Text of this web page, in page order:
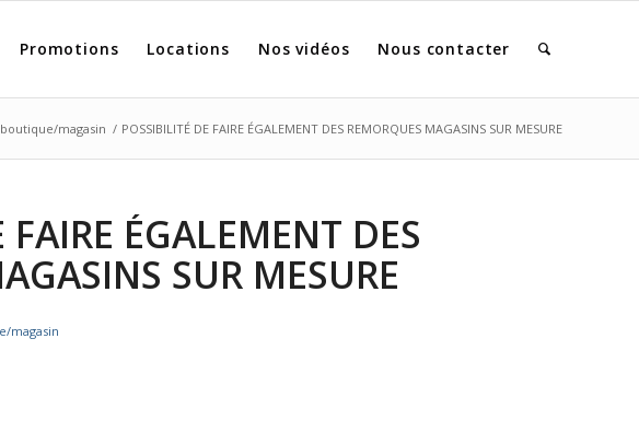
Promotions Locations Nos vidéos Nous contacter
magasin / POSSIBILITÉ DE FAIRE ÉGALEMENT DES REMORQUES MAGASINS SUR MESURE
ÉGALEMENT DES
SUR MESURE
magasin